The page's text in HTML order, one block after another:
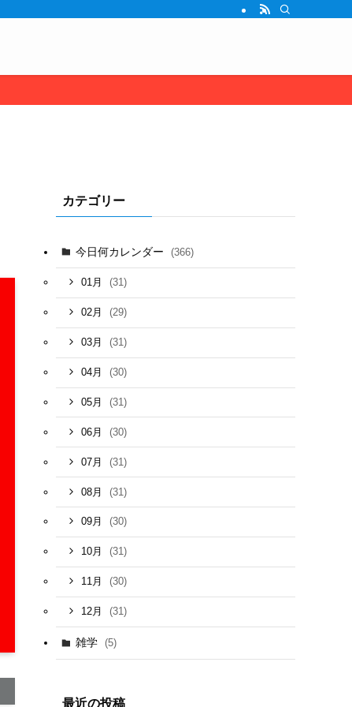
カテゴリー
今日何カレンダー (366)
01月 (31)
02月 (29)
03月 (31)
04月 (30)
05月 (31)
06月 (30)
07月 (31)
08月 (31)
09月 (30)
10月 (31)
11月 (30)
12月 (31)
雑学 (5)
最近の投稿